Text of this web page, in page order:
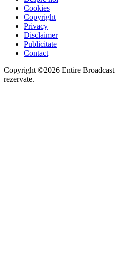
Cookies
Copyright
Privacy
Disclaimer
Publicitate
Contact
Copyright ©2026 Entire
rezervate.